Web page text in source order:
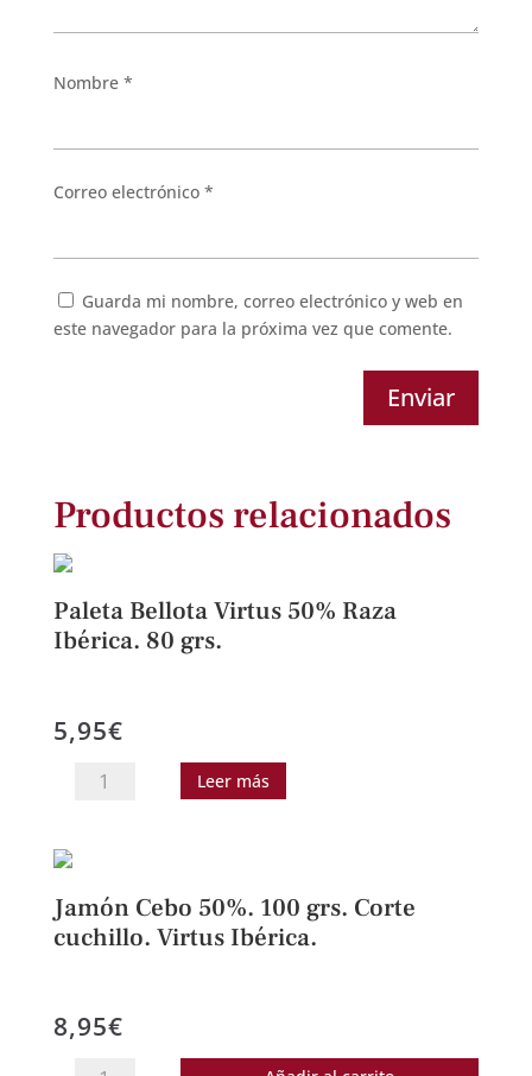
Nombre *
Correo electrónico *
Guarda mi nombre, correo electrónico y web en
este navegador para la próxima vez que comente.
Enviar
Productos relacionados
Paleta Bellota Virtus 50% Raza
Ibérica. 80 grs.
5,95€
Paleta
Raza
Ibérica.
cantidad
Leer más
Jamón Cebo 50%. 100 grs. Corte
cuchillo. Virtus Ibérica.
8,95€